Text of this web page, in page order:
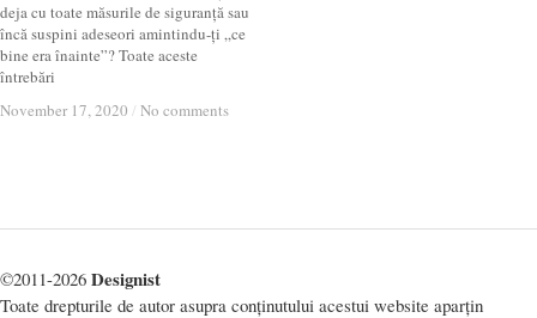
deja cu toate măsurile de siguranță sau
încă suspini adeseori amintindu-ți „ce
bine era înainte”? Toate aceste
întrebări
November 17, 2020 / No comments
November 17, 2020 / No comments
©2011-2026 Designist
Toate drepturile de autor asupra conținutului acestui website aparțin